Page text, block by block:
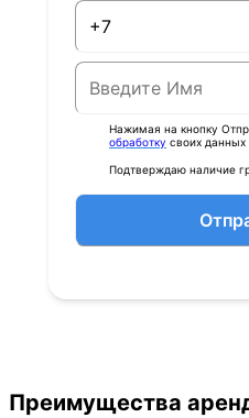
Нажимая на кнопку
обработку своих данных
Подтверждаю наличие
Преимущества